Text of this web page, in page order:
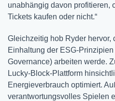
unabhängig davon profitieren,
Tickets kaufen oder nicht.“
Gleichzeitig hob Ryder hervor,
Einhaltung der ESG-
Governance) arbeiten werde.
Lucky-Block-Plattform
Energieverbrauch optimiert.
verantwortungsvolles Spielen